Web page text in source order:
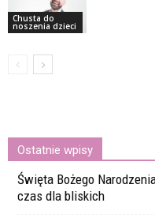
Chusta do
noszenia dzieci
Ostatnie wpisy
Święta Bożego
czas dla bliskich